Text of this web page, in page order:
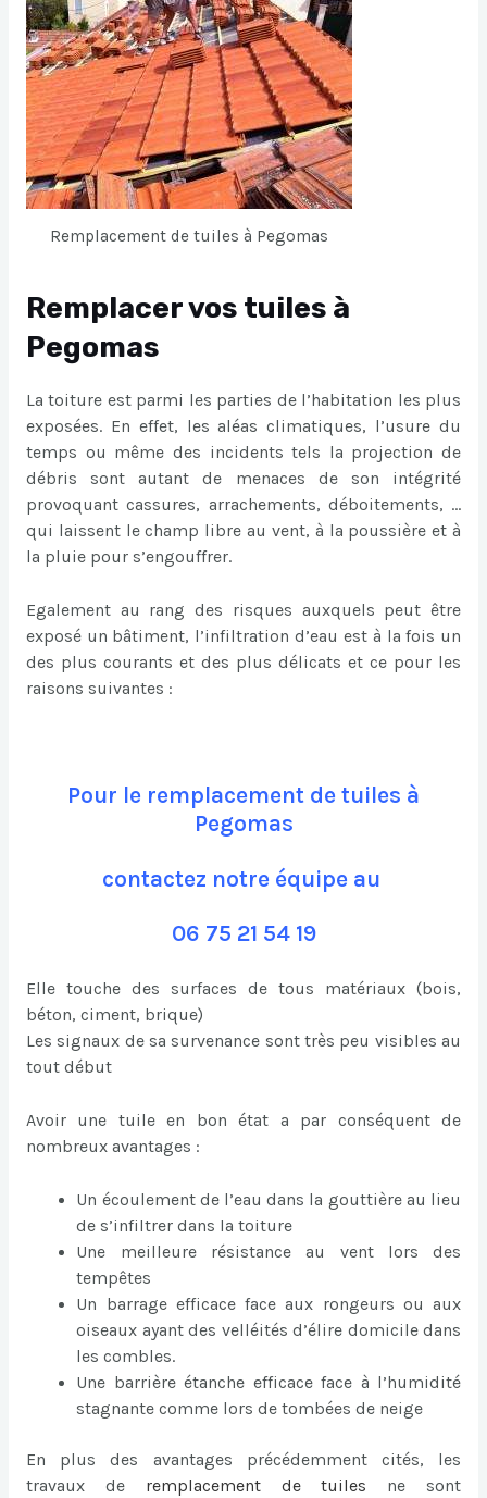
Remplacement de tuiles à Pegomas
Remplacer vos tuiles à
Pegomas
La toiture est parmi les parties de l’habitation les plus
exposées. En effet, les aléas climatiques, l’usure du
temps ou même des incidents tels la projection de
débris sont autant de menaces de son intégrité
provoquant cassures, arrachements, déboitements, …
qui laissent le champ libre au vent, à la poussière et à
la pluie pour s’engouffrer.
Egalement au rang des risques auxquels peut être
exposé un bâtiment, l’infiltration d’eau est à la fois un
des plus courants et des plus délicats et ce pour les
raisons suivantes :
Pour le remplacement de tuiles à
Pegomas
contactez notre équipe au
06 75 21 54 19
Elle touche des surfaces de tous matériaux (bois,
béton, ciment, brique)
Les signaux de sa survenance sont très peu visibles au
tout début
Avoir une tuile en bon état a par conséquent de
nombreux avantages :
Un écoulement de l’eau dans la gouttière au lieu
de s’infiltrer dans la toiture
Une meilleure résistance au vent lors des
tempêtes
Un barrage efficace face aux rongeurs ou aux
oiseaux ayant des velléités d’élire domicile dans
les combles.
Une barrière étanche efficace face à l’humidité
stagnante comme lors de tombées de neige
En plus des avantages précédemment cités, les
travaux de
remplacement de tuiles
ne sont